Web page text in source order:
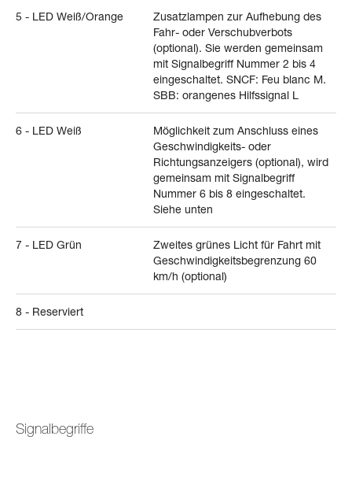
5 - LED Weiß/Orange
Zusatzlampen zur Aufhebung des
Fahr- oder Verschubverbots
(optional). Sie werden gemeinsam
mit Signalbegriff Nummer 2 bis 4
eingeschaltet. SNCF: Feu blanc M.
SBB: orangenes Hilfssignal L
6 - LED Weiß
Möglichkeit zum Anschluss eines
Geschwindigkeits- oder
Richtungsanzeigers (optional), wird
gemeinsam mit Signalbegriff
Nummer 6 bis 8 eingeschaltet.
Siehe unten
7 - LED Grün
Zweites grünes Licht für Fahrt mit
Geschwindigkeitsbegrenzung 60
km/h (optional)
8 - Reserviert
Signalbegriffe